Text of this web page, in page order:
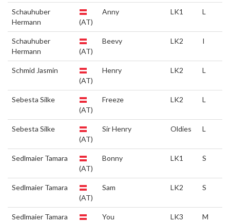
Schauhuber
Hermann
(AT)
Anny LK1 L
Schauhuber
Hermann
(AT)
Beevy LK2 I
Schmid Jasmin
(AT)
Henry LK2 L
Sebesta Silke
(AT)
Freeze LK2 L
Sebesta Silke
(AT)
Sir Henry Oldies L
Sedlmaier Tamara
(AT)
Bonny LK1 S
Sedlmaier Tamara
(AT)
Sam LK2 S
Sedlmaier Tamara
You LK3 M